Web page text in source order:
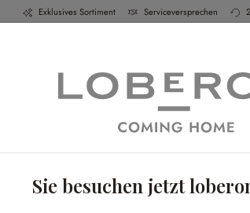
Exklusives Sortiment Serviceversprechen
Küche Schlafen Bad
Sie besuchen jetzt